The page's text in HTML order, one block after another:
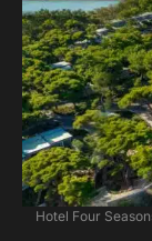
Hotel Four